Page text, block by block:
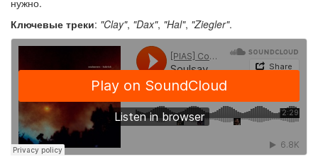
Ключевые треки: "Clay", "Dax", "Hal", "Ziegler".